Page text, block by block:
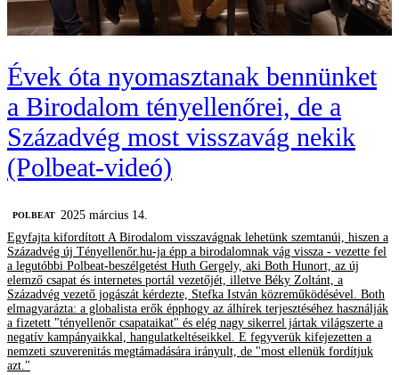
Évek óta nyomasztanak bennünket
a Birodalom tényellenőrei, de a
Századvég most visszavág nekik
(Polbeat-videó)
‎POLBEAT
2025 március 14.
Egyfajta kifordított A Birodalom visszavágnak lehetünk szemtanúi, hiszen a
Századvég új Tényellenőr.hu-ja épp a birodalomnak vág vissza - vezette fel
a legutóbbi Polbeat-beszélgetést Huth Gergely, aki Both Hunort, az új
elemző csapat és internetes portál vezetőjét, illetve Béky Zoltánt, a
Századvég vezető jogászát kérdezte, Stefka István közreműködésével. Both
elmagyarázta: a globalista erők épphogy az álhírek terjesztéséhez használják
a fizetett "tényellenőr csapataikat" és elég nagy sikerrel jártak világszerte a
negatív kampányaikkal, hangulatkeltéseikkel. E fegyverük kifejezetten a
nemzeti szuverenitás megtámadására irányult, de "most ellenük fordítjuk
azt."